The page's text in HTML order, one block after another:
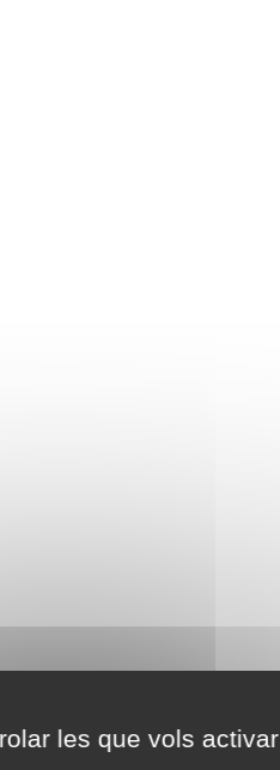
les que vols activar